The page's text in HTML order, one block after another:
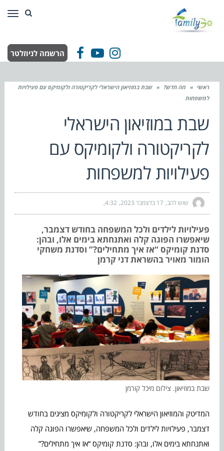
Facebook
YouTube
Instagram הרשמה לניוזלטר
ראשי » מה חדש? » שבת במוזיאון הישראלי לקריקטורה ולקומיקס עם פעילויות
למשפחות
שבת במוזיאון הישראלי
לקריקטורה ולקומיקס עם
פעילויות למשפחות
שוש להב 17 בדצמבר 2023 4:32
פעילויות לילדים ולכל המשפחה בחודש דצמבר,
שיאפשרו הפוגה קלה ואתנחתא בימים אלו, ובהן:
סדנת קומיקס “אז איך מתחילים?” וסדנת משחקי
הומור מאויר בהשראת דני קרמן
שבת במוזיאון. צילום מיכל קורמן
המדיטק והמוזיאון הישראלי לקריקטורה ולקומיקס מציגים בחודש
דצמבר, פעילויות לילדים ולכל המשפחה, שיאפשרו הפוגה קלה
ואתנחתא בימים אלו, ובהן: סדנת קומיקס “אז איך מתחילים?”